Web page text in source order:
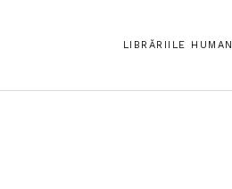
LIBRĂRIILE